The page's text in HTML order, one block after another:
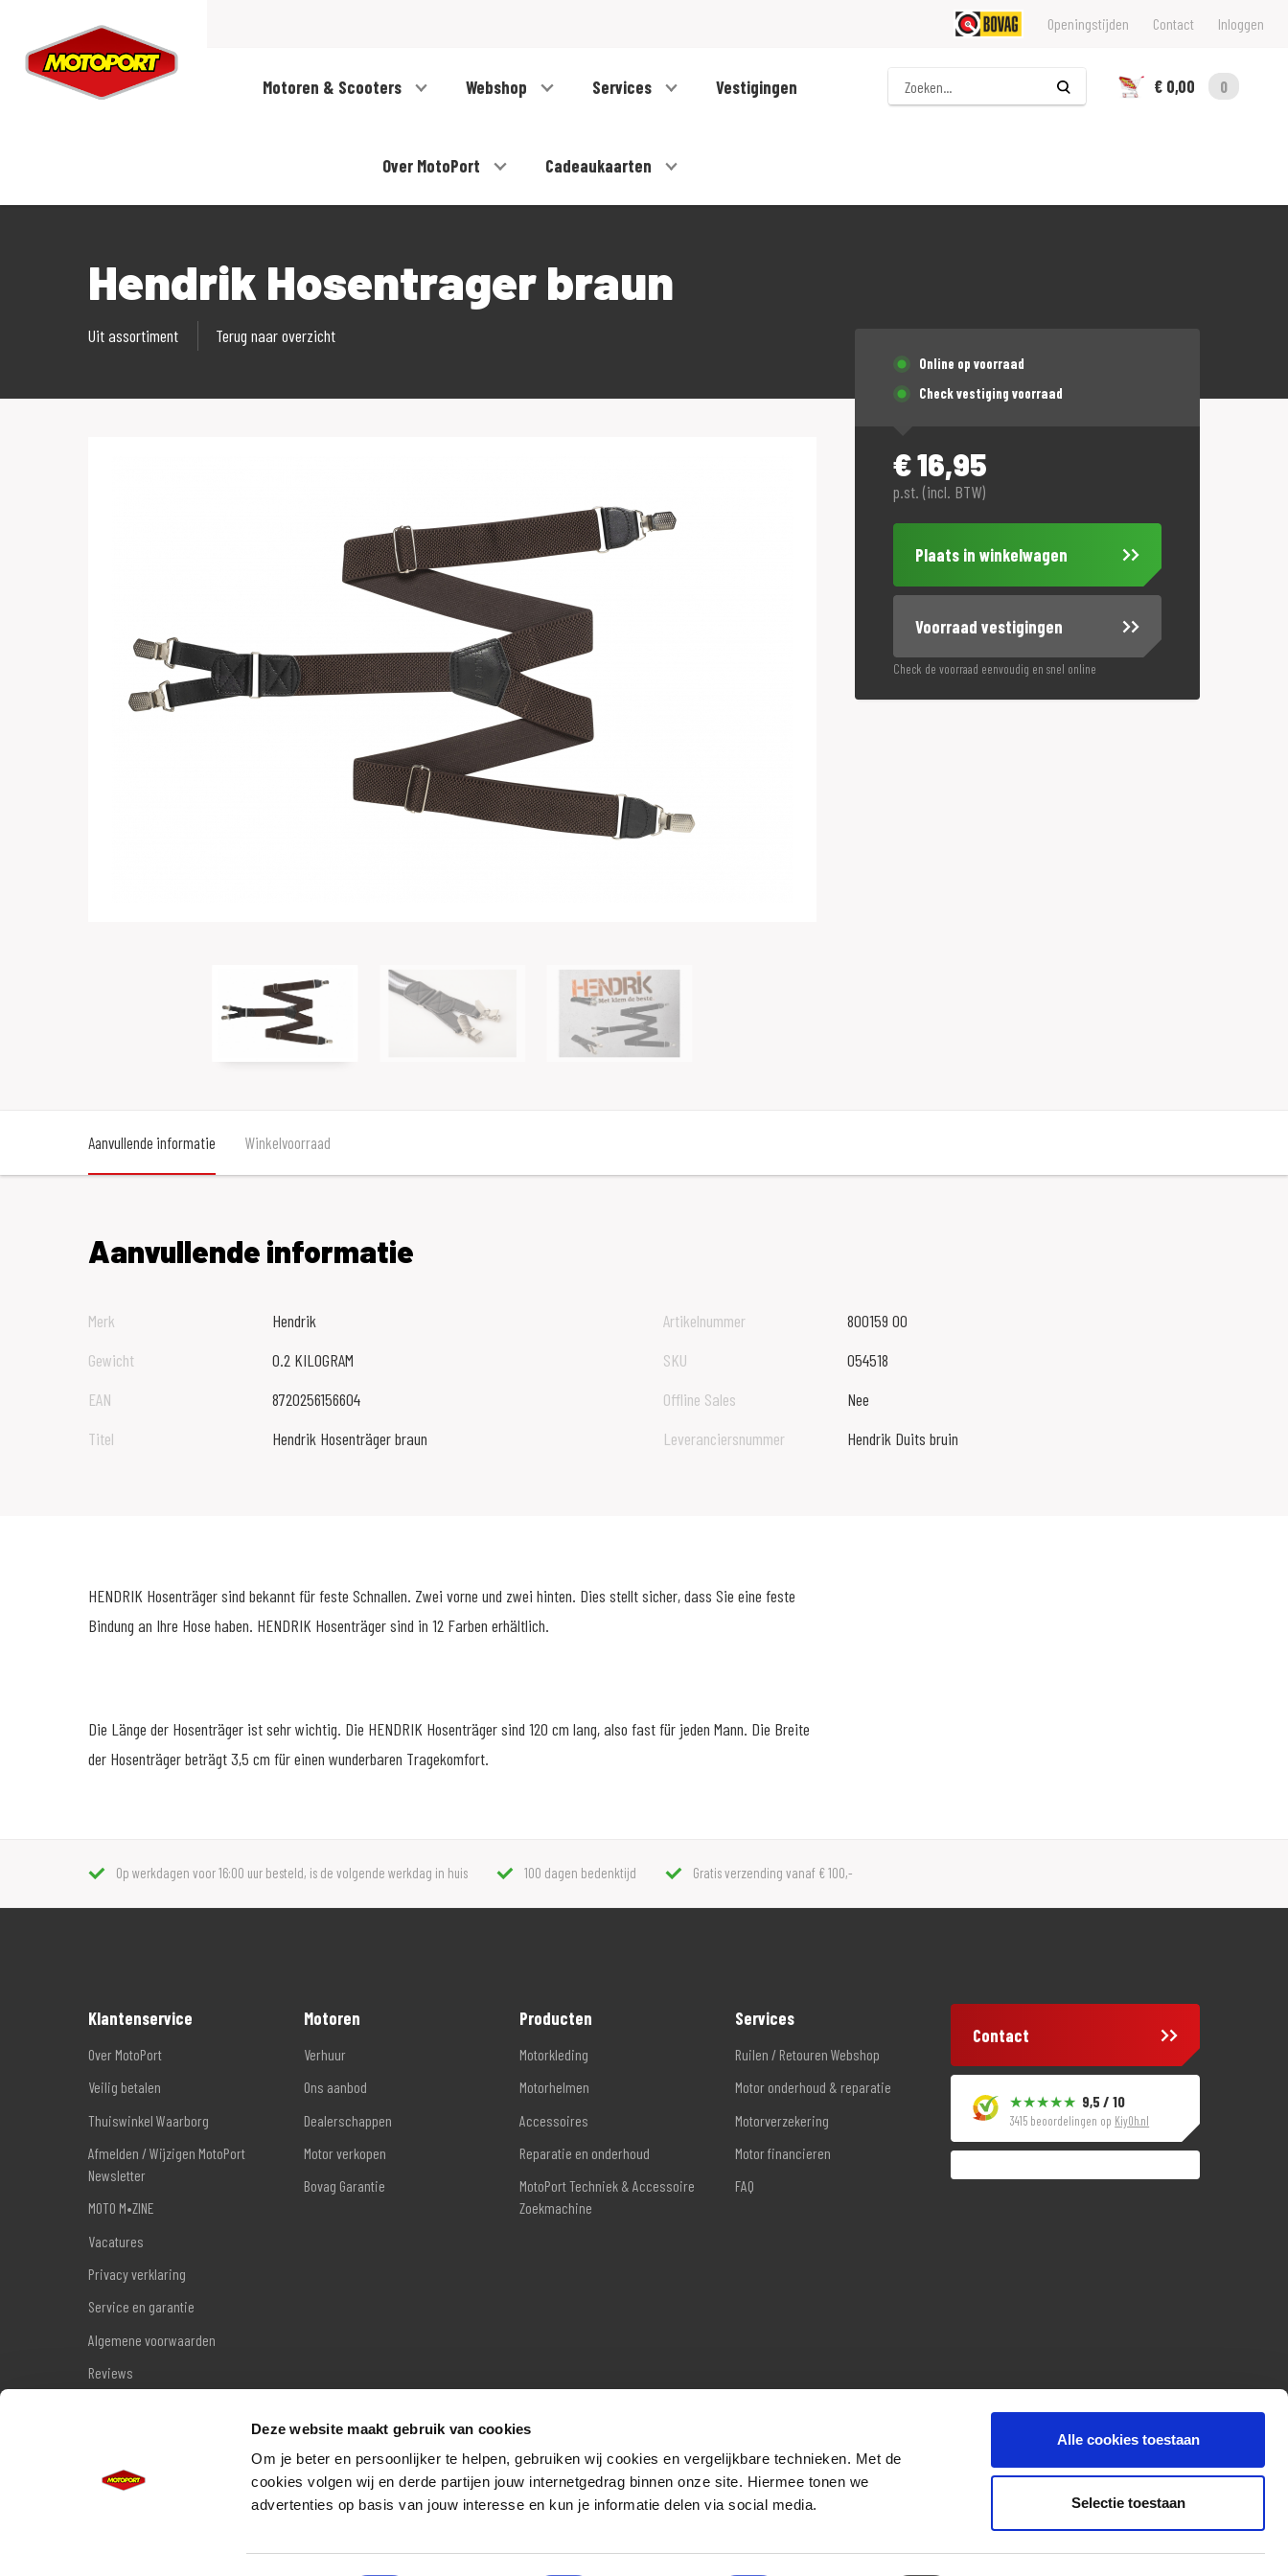
Deze website maakt gebruik van cookies
Om je beter en persoonlijker te helpen, gebruiken wij cookies en vergelijkbare technieken. Met de
cookies volgen wij en derde partijen jouw internetgedrag binnen onze site. Hiermee tonen we
advertenties op basis van jouw interesse en kun je informatie delen via social media.
Alle cookies toestaan
Selectie toestaan
Openingstijden Contact Inloggen
Motoren & Scooters Webshop Services Vestigingen
Over MotoPort Cadeaukaarten
Zoeken
€ 0,00
0
Hendrik Hosentrager braun
Uit assortiment Terug naar overzicht
Online op voorraad
Check vestiging voorraad
€16,95
p.st. (incl. BTW)
Plaats in winkelwagen
Voorraad vestigingen
Check de voorraad eenvoudig en snel online
Aanvullende informatie Winkelvoorraad
Aanvullende informatie
Merk
Hendrik
Gewicht
0.2 KILOGRAM
EAN
8720256156604
Titel
Hendrik Hosenträger braun
Artikelnummer
800159 00
SKU
054518
Offline Sales
Nee
Leveranciersnummer
Hendrik Duits bruin
HENDRIK Hosenträger sind bekannt für feste Schnallen. Zwei vorne und zwei hinten. Dies stellt sicher, dass Sie eine feste
Bindung an Ihre Hose haben. HENDRIK Hosenträger sind in 12 Farben erhältlich.
Die Länge der Hosenträger ist sehr wichtig. Die HENDRIK Hosenträger sind 120 cm lang, also fast für jeden Mann. Die Breite
der Hosenträger beträgt 3,5 cm für einen wunderbaren Tragekomfort.
Op werkdagen voor 16:00 uur besteld, is de volgende werkdag in huis 100 dagen bedenktijd Gratis verzending vanaf € 100,-
Klantenservice
Over MotoPort
Veilig betalen
Thuiswinkel Waarborg
Afmelden / Wijzigen MotoPort
Newsletter
MOTO M•ZINE
Vacatures
Privacy verklaring
Service en garantie
Algemene voorwaarden
Reviews
Motoren
Verhuur
Ons aanbod
Dealerschappen
Motor verkopen
Bovag Garantie
Producten
Motorkleding
Motorhelmen
Accessoires
Reparatie en onderhoud
MotoPort Techniek & Accessoire
Zoekmachine
Services
Ruilen / Retouren Webshop
Motor onderhoud & reparatie
Motorverzekering
Motor financieren
FAQ
Contact
9,5 / 10
3415 beoordelingen op KiyOh.nl